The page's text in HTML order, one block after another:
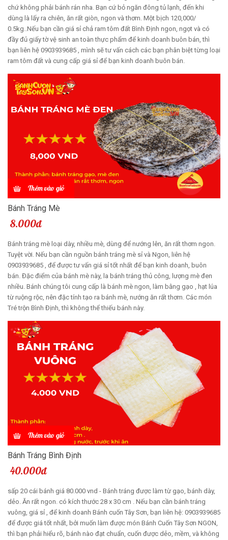
chứ không phải bánh rán nha. Bạn cứ bỏ ngăn đông tủ lạnh, đến khi
dùng là lấy ra chiên, ăn rất giòn, ngon và thơm. Một bịch 120,000/
0.5kg..Nếu bạn cần giá sỉ chả ram tôm đất Bình Định ngon, ngọt và có
đầy đủ giấy tờ vệ sinh an toàn thực phẩm để kinh doanh buôn bán, thì
bạn liên hệ 0903939685 , mình sẽ tư vấn cách các bạn phân biệt từng loại
ram tôm đất và cung cấp giá sỉ để bạn kinh doanh buôn bán.
Thêm vào giỏ
Bánh Tráng Mè
8.000đ
Bánh tráng mè loại dày, nhiều mè, dùng để nướng lên, ăn rất thơm ngon.
Tuyệt vời. Nếu bạn cần nguồn bánh tráng mè sỉ và Ngon, liên hệ
0903939685 , để được tư vấn giá sỉ tốt nhất để bạn kinh doanh, buôn
bán. Đặc điểm của bánh mè này, la bánh tráng thủ công, lượng mè đen
nhiều. Bánh chúng tôi cung cấp là bánh mè ngon, làm bằng gạo , hạt lúa
từ ruộng rộc, nên đặc tính tạo ra bánh mè, nướng ăn rất thơm. Các món
Tré trộn Bình Định, thì không thể thiếu bánh này.
Thêm vào giỏ
Bánh Tráng Bình Định
40.000đ
sấp 20 cái bánh giá 80.000 vnd - Bánh tráng được làm từ gạo, bánh dày,
dẻo. Ăn rất ngon. có kích thước 28 x 30 cm . Nếu bạn cần bánh tráng
vuông, giá sỉ , để kinh doanh Bánh cuốn Tây Sơn, bạn liên hệ: 0903939685
để được giá tốt nhất, bởi muốn làm được món Bánh Cuốn Tây Sơn NGON,
thì bạn phải hiểu rõ, bánh nào đạt chuẩn, cuốn được dẻo, mềm, và không